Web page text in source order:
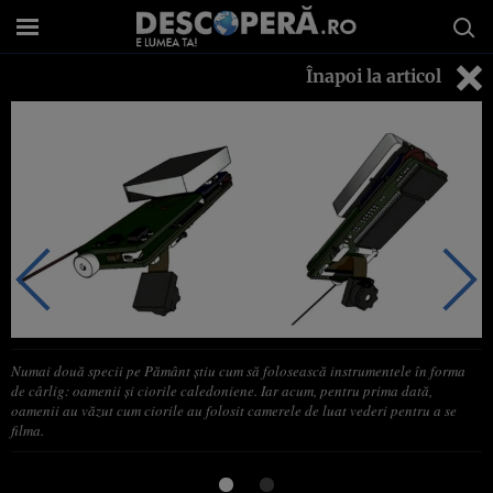
Înapoi la articol
Numai două specii pe Pământ ştiu cum să folosească instrumentele în forma
de cârlig: oamenii şi ciorile caledoniene. Iar acum, pentru prima dată,
oamenii au văzut cum ciorile au folosit camerele de luat vederi pentru a se
filma.